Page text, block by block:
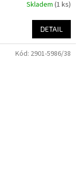
Skladem (1 ks)
DETAIL
Kód: 2901-5986/38